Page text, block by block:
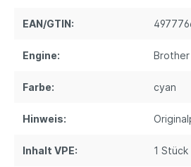
EAN/GTIN:
Engine: Brother
Farbe: cyan
Hinweis:
Inhalt VPE: 1 Stück